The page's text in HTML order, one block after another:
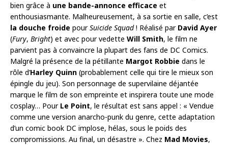
bien grâce à une bande-annonce efficace et
enthousiasmante. Malheureusement, à sa sortie en salle, c’est
la douche froide pourSuicide Squad! Réalisé par David Ayer
(Fury, Bright) et avec pour vedette Will Smith, le film ne
parvient pas à convaincre la plupart des fans de DC Comics.
Malgré la présence de la pétillante Margot Robbie dans le
rôle d’Harley Quinn (probablement celle qui tire le mieux son
épingle du jeu). Son personnage de supervilaine déjantée
marque le film de son empreinte et inspirera toute une mode
cosplay… Pour Le Point, le résultat est sans appel : « Vendue
comme une version anarcho-punk du genre, cette adaptation
d’un comic book DC implose, hélas, sous le poids des
compromissions. Au final, un désastre ». Chez Mad Movies,